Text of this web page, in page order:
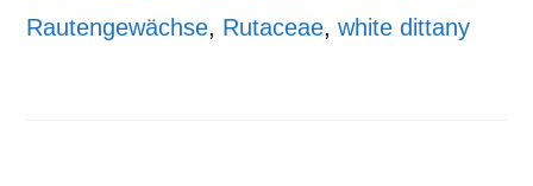
Rautengewächse, Rutaceae,white dittany